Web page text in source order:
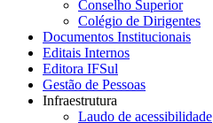
Conselho Superior
Colégio de Dirigentes
Documentos Institucionais
Editais Internos
Editora IFSul
Gestão de Pessoas
Infraestrutura
Laudo de acessibilidade